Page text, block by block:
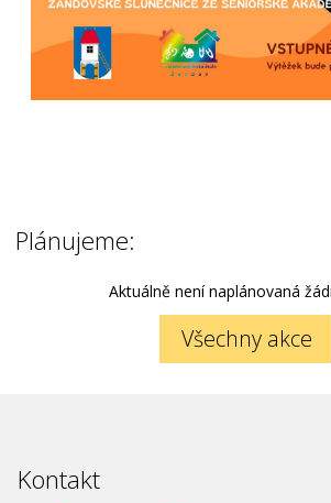
Plánujeme:
Aktuálně není naplánovaná
Všechny akce
Kontakt